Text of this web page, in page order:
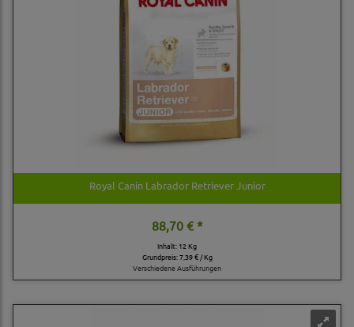
Royal Canin Labrador Retriever Junior
88,70 € *
Inhalt: 12 Kg
Grundpreis:7,39 € / Kg
Verschiedene Ausführungen